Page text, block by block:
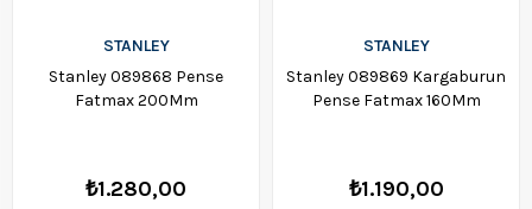
STANLEY
Stanley 089868 Pense
Fatmax 200Mm
₺1.280,00
STANLEY
Stanley 089869 Kargaburun
Pense Fatmax 160Mm
₺1.190,00